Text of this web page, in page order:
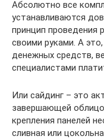
Абсолютно все
устанавливаются
принцип проведения
своими руками. А
денежных средств,
специалистами
Или сайдинг – это
завершающей
крепления панелей
сливная или